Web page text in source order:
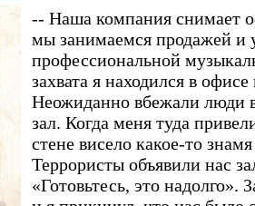
-- Наша компания снимает
мы занимаемся продажей и
профессиональной
захвата я находился в
Неожиданно вбежали люди
зал. Когда меня туда
стене висело какое-то
Террористы объявили нас
«Готовьтесь, это надолго».